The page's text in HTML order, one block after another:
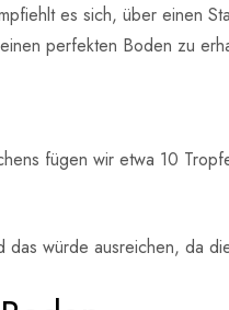
es sich, über einen
perfekten Boden zu
fügen wir etwa 10
würde ausreichen, da